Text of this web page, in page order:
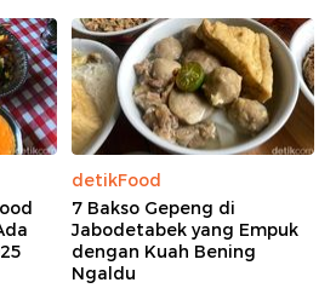
detikFood
7 Bakso Gepeng di
Jabodetabek yang Empuk
dengan Kuah Bening
Ngaldu